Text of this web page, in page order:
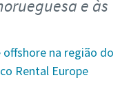
e às
na região do
Rental Europe